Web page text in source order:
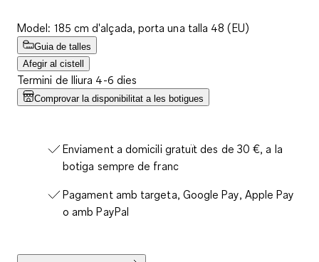
Model: 185 cm d'alçada, porta una talla 48 (EU)
Guia de talles
Afegir al cistell
Termini de lliura 4-6 dies
Comprovar la disponibilitat a les botigues
Enviament a domicili gratuït des de 30 €, a la
botiga sempre de franc
Pagament amb targeta, Google Pay, Apple Pay
o amb PayPal